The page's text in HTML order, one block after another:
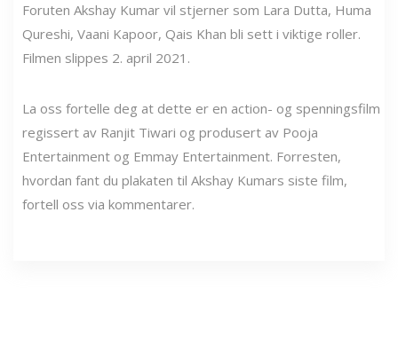
Foruten Akshay Kumar vil stjerner som Lara Dutta, Huma
Qureshi, Vaani Kapoor, Qais Khan bli sett i viktige roller.
Filmen slippes 2. april 2021.
La oss fortelle deg at dette er en action- og spenningsfilm
regissert av Ranjit Tiwari og produsert av Pooja
Entertainment og Emmay Entertainment. Forresten,
hvordan fant du plakaten til Akshay Kumars siste film,
fortell oss via kommentarer.